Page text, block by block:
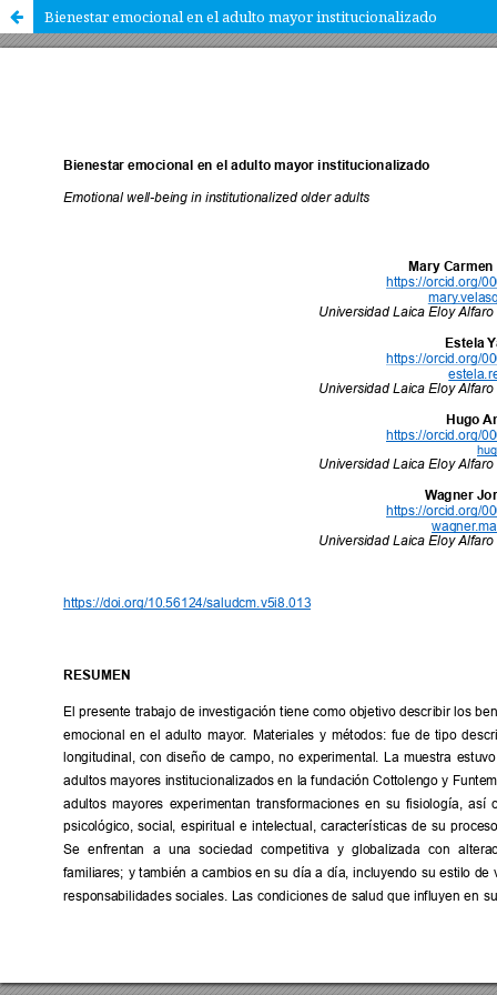
Bienestar emocional en el adulto mayor institucionalizado